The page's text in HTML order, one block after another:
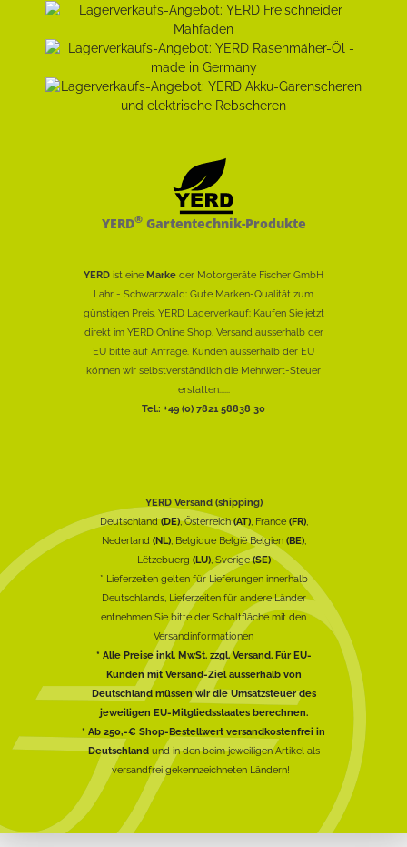
YERD®Gartentechnik-Produkte
YERD ist eine Marke der Motorgeräte Fischer GmbH
Lahr - Schwarzwald: Gute Marken-Qualität zum
günstigen Preis. YERD Lagerverkauf: Kaufen Sie jetzt
direkt im YERD Online Shop. Versand ausserhalb der
EU bitte auf Anfrage. Kunden ausserhalb der EU
können wir selbstverständlich die Mehrwert-Steuer
erstatten......
Tel.: +49 (0) 7821 58838 30
YERD Versand (shipping)
Deutschland(DE), Österreich(AT), France (FR),
Nederland (NL), Belgique België Belgien (BE),
Lëtzebuerg (LU), Sverige(SE)
* Lieferzeiten gelten für Lieferungen innerhalb
Deutschlands, Lieferzeiten für andere Länder
entnehmen Sie bitte der Schaltfläche mit den
Versandinformationen
* Alle Preise inkl. MwSt. zzgl. Versand. Für EU-
Kunden mit Versand-Ziel ausserhalb von
Deutschland müssen wir die Umsatzsteuer des
jeweiligen EU-Mitgliedsstaates berechnen.
* Ab 250,-€ Shop-Bestellwert versandkostenfrei in
Deutschlandund in den beim jeweiligen Artikel als
versandfrei gekennzeichneten Ländern!